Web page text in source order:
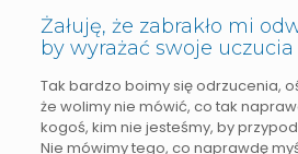
Żałuję, że zabrakło mi
by wyrażać swoje uczucia
Tak bardzo boimy się odrzucenia,
że wolimy nie mówić, co tak
kogoś, kim nie jesteśmy, by
Nie mówimy tego, co naprawdę